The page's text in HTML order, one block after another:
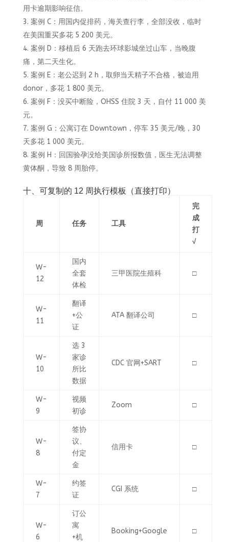
用卡逾期影响征信。
案例 C：用国内促排药，海关查行李，全部没收，临时
在美国重买多花 5 200 美元。
案例 D：移植后 6 天跑去环球影城坐过山车，当晚腹
痛，第二天生化。
案例 E：老公迟到 2 h，取卵当天精子不合格，被迫用
donor，多花 1 800 美元。
案例 F：没买中断险，OHSS 住院 3 天，自付 11 000 美
元。
案例 G：公寓订在 Downtown，停车 35 美元/晚，30
天多花 1 000 美元。
案例 H：回国验孕没给美国诊所报数值，医生无法调整
黄体酮，导致 8 周胎停。
十、可复制的 12 周执行模板（直接打印）
周 任务 工具
完
成
打
√
W-
12
国内
全套
体检
三甲医院生殖科 □
W-
11
翻译
+公
证
ATA 翻译公司 □
W-
10
选 3
家诊
所比
数据
CDC 官网+SART □
W-
9
视频
初诊
Zoom □
W-
8
签协
议、
付定
金
信用卡 □
W-
7
约签
证
CGI 系统 □
W-
6
订公
寓
+机
Booking+Google □